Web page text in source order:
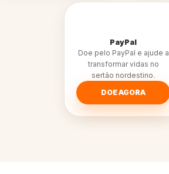
PayPal
Doe pelo PayPal e ajude a
transformar vidas no
sertão nordestino.
DOE AGORA